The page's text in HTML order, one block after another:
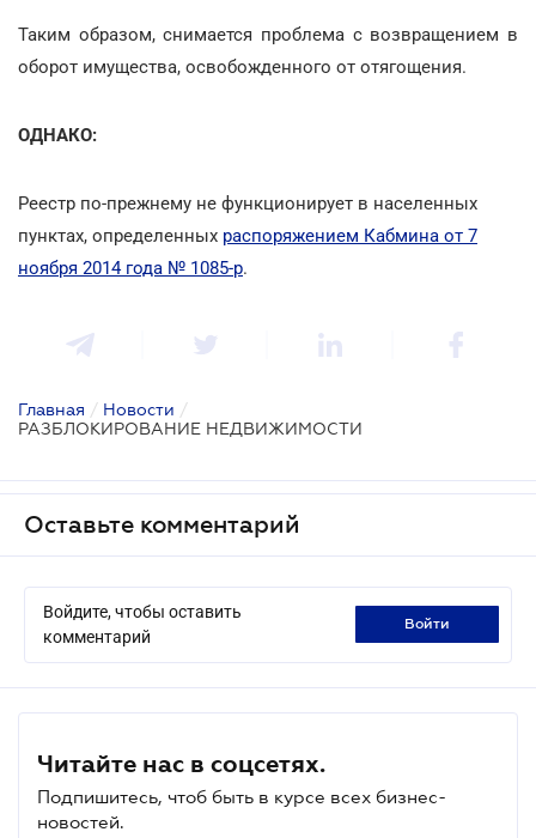
Таким образом, снимается проблема с возвращением в
оборот имущества, освобожденного от отягощения.
ОДНАКО:
Реестр по-прежнему не функционирует в населенных
пунктах, определенных распоряжением Кабмина от 7
ноября 2014 года № 1085-р.
Главная / Новости /
РАЗБЛОКИРОВАНИЕ НЕДВИЖИМОСТИ
Оставьте комментарий
Войдите, чтобы оставить
комментарий
войти
Читайте нас в соцсетях.
Подпишитесь, чтоб быть в курсе всех бизнес-
новостей.